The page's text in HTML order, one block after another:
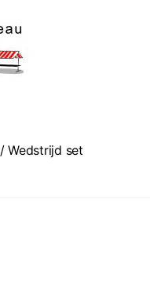
/ Wedstrijd set